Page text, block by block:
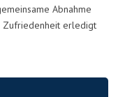
Abnahme
Zufriedenheit erledigt